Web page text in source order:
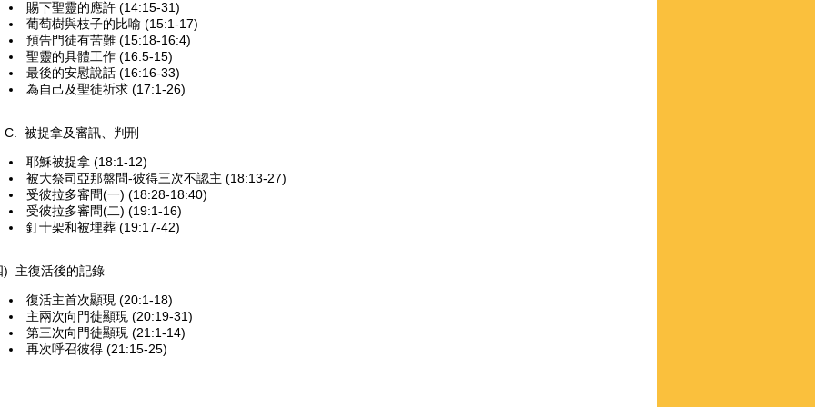
賜下聖靈的應許 (14:15-31)
葡萄樹與枝子的比喻 (15:1-17)
預告門徒有苦難 (15:18-16:4)
聖靈的具體工作 (16:5-15)
最後的安慰說話 (16:16-33)
為自己及聖徒祈求 (17:1-26)
被捉拿及審訊、判刑
耶穌被捉拿 (18:1-12)
被大祭司亞那盤問-彼得三次不認主 (18:13-27)
受彼拉多審問(一) (18:28-18:40)
受彼拉多審問(二) (19:1-16)
釘十架和被埋葬 (19:17-42)
) 主復活後的記錄
復活主首次顯現 (20:1-18)
主兩次向門徒顯現 (20:19-31)
第三次向門徒顯現 (21:1-14)
再次呼召彼得 (21:15-25)